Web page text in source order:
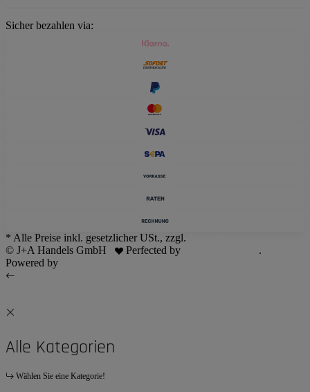
Sicher bezahlen via:
* Alle Preise inkl. gesetzlicher USt., zzgl.
© J+A Handels GmbH
Perfected by
.
Powered by
Alle Kategorien
Wählen Sie eine Kategorie!